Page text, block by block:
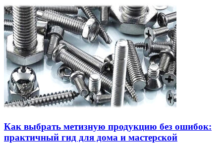
Как выбрать метизную продукцию без ошибок:
практичный гид для дома и мастерской